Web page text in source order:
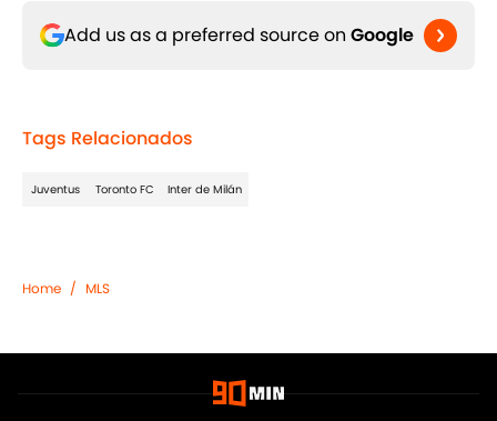
Add us as a preferred source on Google
Tags Relacionados
Juventus Toronto FC Inter de Milán
Home / MLS